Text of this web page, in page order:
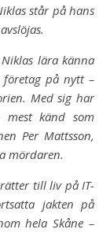
står på hans
lära känna
företag på nytt –
Med sig har
mest känd som
Per Mattsson,
mördaren.
till liv på IT-
jakten på
hela Skåne –